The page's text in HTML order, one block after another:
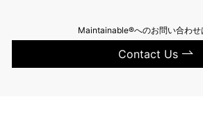
Maintainable®へのお問い合わせ
Contact Us